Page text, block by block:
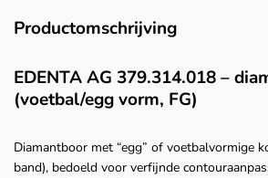
Productomschrijving
EDENTA AG 379.314.018 –
(voetbal/egg vorm, FG)
Diamantboor met “egg” of voetbalvormige
band), bedoeld voor verfijnde